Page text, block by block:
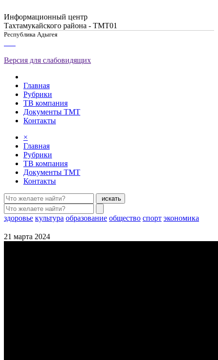
Информационный центр
Тахтамукайского района - ТМТ01
Республика Адыгея
Версия для слабовидящих
Главная
Рубрики
ТВ компания
Документы ТМТ
Контакты
×
Главная
Рубрики
ТВ компания
Документы ТМТ
Контакты
искать
здоровье культура образование общество спорт экономика
21 марта 2024